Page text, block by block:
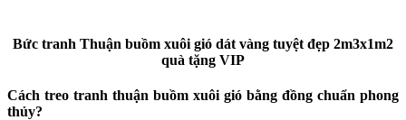
Bức tranh Thuận buồm xuôi gió dát vàng tuyệt đẹp 2m3x1m2
quà tặng VIP
Cách treo tranh thuận buồm xuôi gió bằng đồng chuẩn phong
thủy?